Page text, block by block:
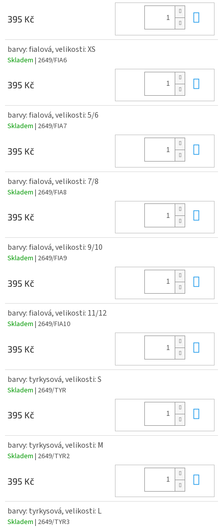
395 Kč
barvy: fialová, velikosti: XS
Skladem | 2649/FIA6
395 Kč
barvy: fialová, velikosti: 5/6
Skladem | 2649/FIA7
395 Kč
barvy: fialová, velikosti: 7/8
Skladem | 2649/FIA8
395 Kč
barvy: fialová, velikosti: 9/10
Skladem | 2649/FIA9
395 Kč
barvy: fialová, velikosti: 11/12
Skladem | 2649/FIA10
395 Kč
barvy: tyrkysová, velikosti: S
Skladem | 2649/TYR
395 Kč
barvy: tyrkysová, velikosti: M
Skladem | 2649/TYR2
395 Kč
barvy: tyrkysová, velikosti: L
Skladem | 2649/TYR3